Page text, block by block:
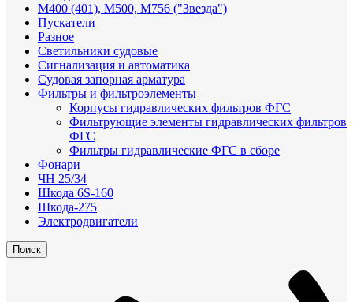
М400 (401), М500, М756 ("Звезда")
Пускатели
Разное
Светильники судовые
Сигнализация и автоматика
Судовая запорная арматура
Фильтры и фильтроэлементы
Корпусы гидравлических фильтров ФГС
Фильтрующие элементы гидравлических фильтров
ФГС
Фильтры гидравлические ФГС в сборе
Фонари
ЧН 25/34
Шкода 6S-160
Шкода-275
Электродвигатели
Поиск